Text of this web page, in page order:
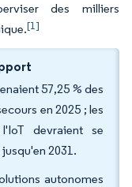
des milliers
[1]
57,25 % des
en 2025 ; les
devraient se
2031.
autonomes